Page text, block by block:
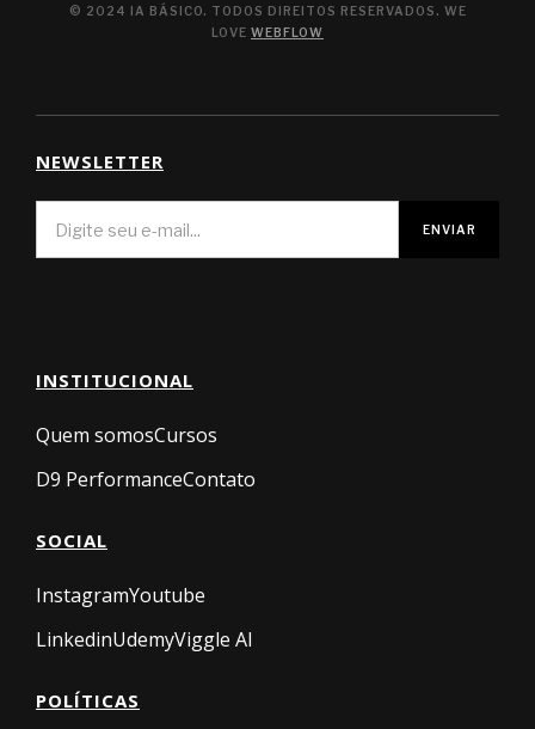
© 2024 IA BÁSICO. TODOS DIREITOS RESERVADOS. WE
LOVE WEBFLOW
NEWSLETTER
INSTITUCIONAL
Quem somosCursos
D9 PerformanceContato
SOCIAL
InstagramYoutube
LinkedinUdemyViggle AI
POLÍTICAS